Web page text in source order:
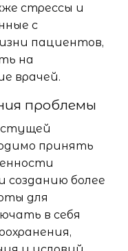
стрессы и
с
пациентов,
на
врачей.
проблемы
принять
созданию более
для
в себя